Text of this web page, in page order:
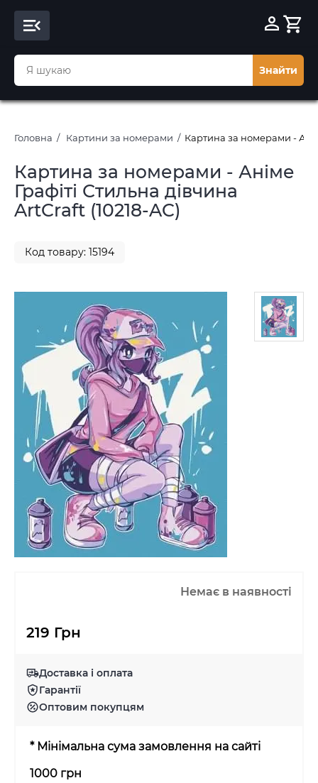
Знайти
Головна Картини за номерами Картина за номерами -
Картина за номерами - Аніме
Графіті Стильна дівчина
ArtCraft (10218-AC)
Код товару: 15194
Немає в наявності
219 Грн
Доставка і оплата
Гарантії
Оптовим покупцям
* Мінімальна сума замовлення на сайті
1000 грн